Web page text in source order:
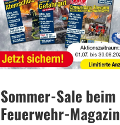
Sommer-Sale beim
Feuerwehr-Magazin